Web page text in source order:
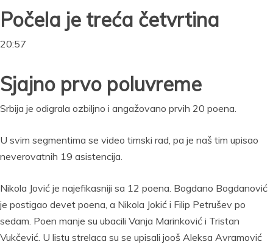
Počela je treća četvrtina
20:57
Sjajno prvo poluvreme
Srbija je odigrala ozbiljno i angažovano prvih 20 poena.
U svim segmentima se video timski rad, pa je naš tim upisao
neverovatnih 19 asistencija.
Nikola Jović je najefikasniji sa 12 poena. Bogdano Bogdanović
je postigao devet poena, a Nikola Jokić i Filip Petrušev po
sedam. Poen manje su ubacili Vanja Marinković i Tristan
Vukčević. U listu strelaca su se upisali jooš Aleksa Avramović